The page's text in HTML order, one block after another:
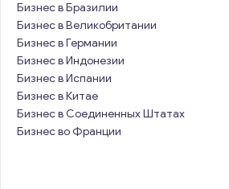
Бизнес в Бразилии
Бизнес в Великобритании
Бизнес в Германии
Бизнес в Индонезии
Бизнес в Испании
Бизнес в Китае
Бизнес в Соединенных Штатах
Бизнес во Франции